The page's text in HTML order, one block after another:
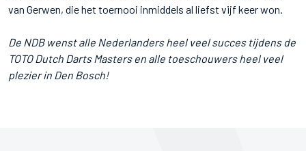
van Gerwen, die het toernooi inmiddels al liefst vijf keer won.
De NDB wenst alle Nederlanders heel veel succes tijdens de
TOTO Dutch Darts Masters en alle toeschouwers heel veel
plezier in Den Bosch!